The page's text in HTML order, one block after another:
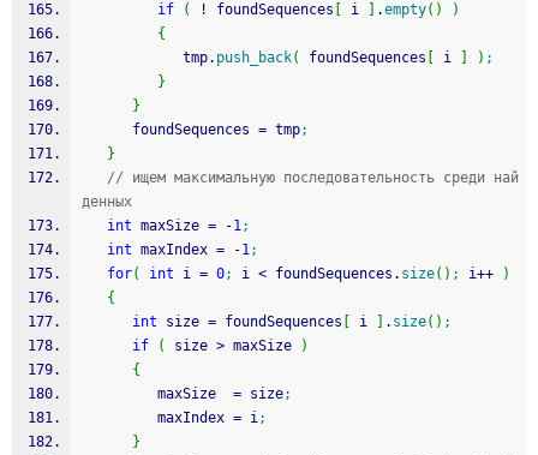
if
( ! foundSequences i .empty( )
)
{
            tmp.
push_back( foundSequences i ) ;
}
}
      foundSequences
= tmp;
}
// ищем максимальную последовательность среди най
денных
int maxSize = -1;
int maxIndex = -1;
for( int i = 0; i < foundSequences. size( ) ; i++
)
{
int size = foundSequences i . size( ) ;
if
( size > maxSize
)
{
         maxSize
= size;
         maxIndex
= i;
}